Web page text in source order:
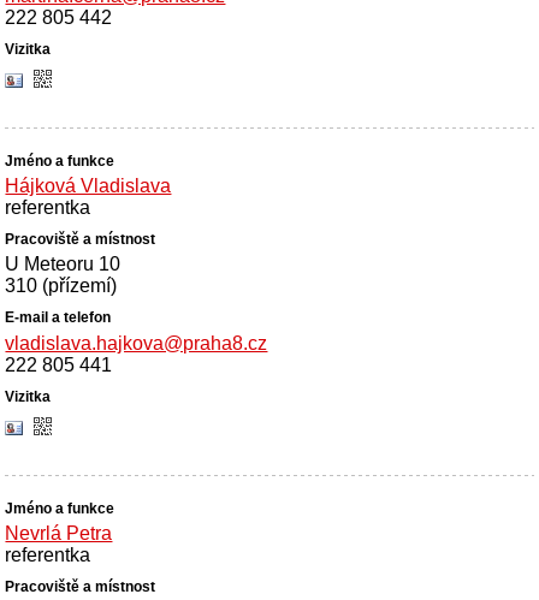
222 805 442
Hájková Vladislava
referentka
U Meteoru 10
310 (přízemí)
vladislava.hajkova@praha8.cz
222 805 441
Nevrlá Petra
referentka